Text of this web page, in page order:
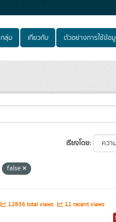
กลุ่ม เกี่ยวกับ ตัวอย่างการใช้ข้อ
เรียงโดย
false
12836 total views 11 recent views